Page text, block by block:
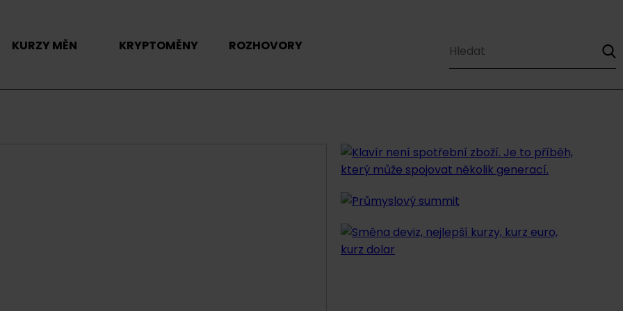
KURZY MĚN KRYPTOMĚNY ROZHOVORY